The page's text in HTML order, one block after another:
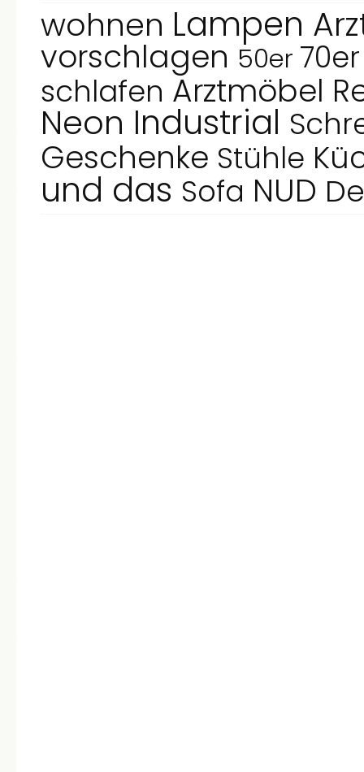
wohnen Lampen
vorschlagen 50er
schlafen Arztmöbel
Neon Industrial
Geschenke Stühle
und das Sofa NUD